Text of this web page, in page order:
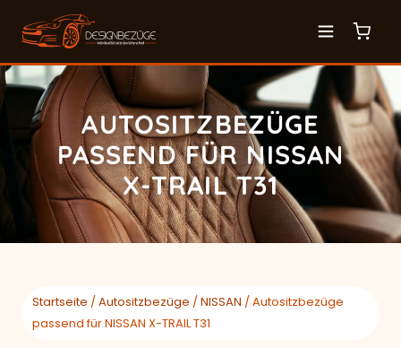
AUTOSITZBEZÜGE
PASSEND FÜR NISSAN
X-TRAIL T31
Startseite /Autositzbezüge /NISSAN / Autositzbezüge
passend für NISSAN X-TRAIL T31